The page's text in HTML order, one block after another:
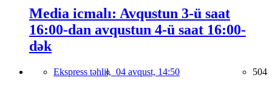
Media icmalı: Avqustun 3-ü saat
16:00-dan avqustun 4-ü saat 16:00-
dək
Ekspress təhlil, 04 avqust, 14:50 504